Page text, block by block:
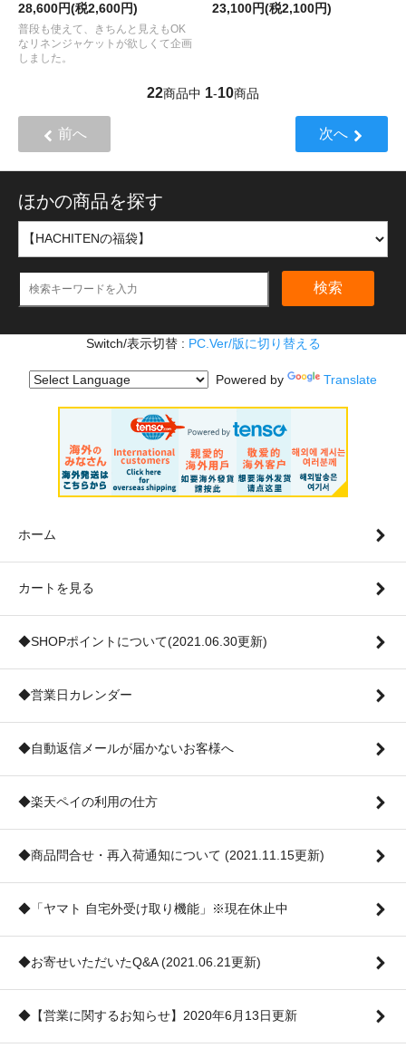
28,600円(税2,600円)
普段も使えて、きちんと見えもOK
なリネンジャケットが欲しくて企画
しました。
23,100円(税2,100円)
22商品中 1-10商品
前へ 次へ
ほかの商品を探す
検索
Switch/表示切替 : PC.Ver/版に切り替える
Powered by Translate
ホーム
カートを見る
◆SHOPポイントについて(2021.06.30更新)
◆営業日カレンダー
◆自動返信メールが届かないお客様へ
◆楽天ペイの利用の仕方
◆商品問合せ・再入荷通知について (2021.11.15更新)
◆「ヤマト 自宅外受け取り機能」※現在休止中
◆お寄せいただいたQ&A (2021.06.21更新)
◆【営業に関するお知らせ】2020年6月13日更新